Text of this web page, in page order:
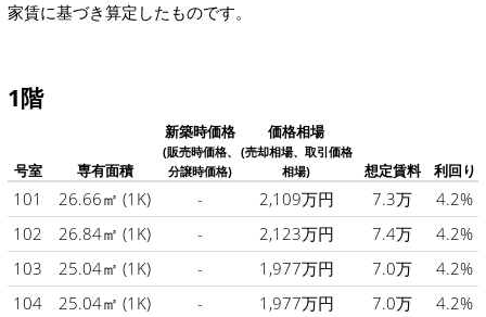
家賃に基づき算定したものです。
1階
号室 専有面積
新築時価格
(販売時価格、
分譲時価格)
価格相場
(売却相場、取引価格
相場)
想定賃料 利回り
101 26.66㎡ (1K) - 2,109万円 7.3万
4.2%
102
26.84㎡ (1K) - 2,123万円 7.4万
4.2%
103
25.04㎡ (1K) - 1,977万円 7.0万
4.2%
104
25.04㎡ (1K) - 1,977万円 7.0万 4.2%